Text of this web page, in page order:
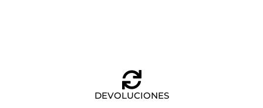
DEVOLUCIONES